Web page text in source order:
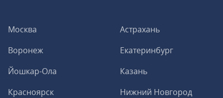
Москва
Астрахань
Воронеж
Екатеринбург
Йошкар-Ола
Казань
Красноярск
Нижний Новгород